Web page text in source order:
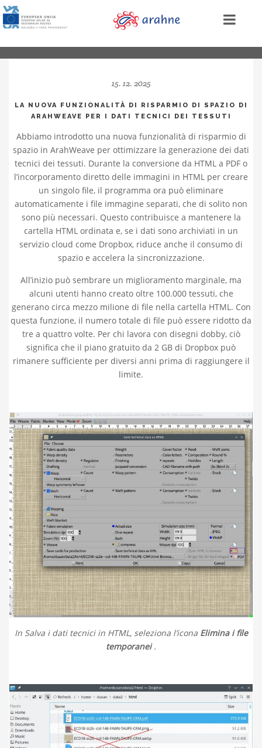
15. 12. 2025
LA NUOVA FUNZIONALITÀ DI RISPARMIO DI SPAZIO DI
ARAHWEAVE PER I DATI TECNICI DEI TESSUTI
Abbiamo introdotto una nuova funzionalità di risparmio di
spazio in ArahWeave per ottimizzare la generazione dei dati
tecnici dei tessuti. Durante la conversione da HTML a PDF o
l’incorporamento diretto delle immagini in HTML per creare
un singolo file, il programma ora può eliminare
automaticamente i file immagine separati, che di solito non
sono più necessari. Questo contribuisce a mantenere la
cartella HTML ordinata e, se i dati sono archiviati in un
servizio cloud come Dropbox, riduce anche il consumo di
spazio e accelera la sincronizzazione.
All’inizio può sembrare un miglioramento marginale, ma
alcuni utenti hanno creato oltre 100.000 tessuti, che
generano circa mezzo milione di file nella cartella HTML. Con
questa funzione, il numero totale di file può essere ridotto da
tre a quattro volte. Per chi lavora con disegni dobby, ciò
significa che il piano gratuito da 2 GB di Dropbox può
rimanere sufficiente per diversi anni prima di raggiungere il
limite.
In Salva i dati tecnici in HTML, seleziona l’icona Elimina i file
temporanei.